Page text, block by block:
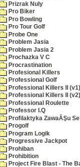
Prizrak Nuly
Pro Biker
Pro Bowling
Pro Tour Golf
Probe One
Problem Jasia
Problem Jasia 2
Prochazka V C
Procrastination
Profesional Killers
Professional Golf
Professional Killers II (v1)
Professional Killers II (v2)
Professional Roulette
Professor I.Q
Profilaktyka ZawaĂŞu
Progolf
Program Logik
Progressive Jackpot
Prohiban
Prohibition
Project Fire Blast - The